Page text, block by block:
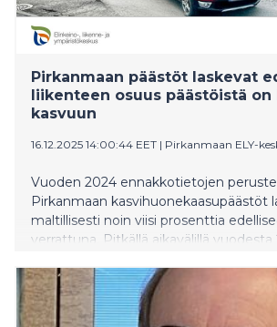
Pirkanmaan päästöt laskevat
liikenteen osuus päästöistä
kasvuun
16.12.2025 14:00:44 EET | Pirkanmaan ELY-
Vuoden 2024 ennakkotietojen
Pirkanmaan kasvihuonekaasupäästöt
maltillisesti noin viisi prosenttia
verrattuna. Pitkällä aikavälillä
Päästövähennyksiä syntyi erityisesti
sähkön käytöstä ja kaukolämmön
Liikenteen päästöt kasvoivat neljä